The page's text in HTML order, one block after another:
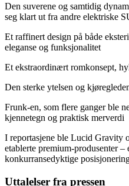
Den suverene og samtidig
seg klart ut fra andre elektriske
Et raffinert design på både
eleganse og funksjonalitet
Et ekstraordinært romkonsept,
Den sterke ytelsen og
Frunk-en, som flere ganger ble
kjennetegn og praktisk merverdi
I reportasjene ble Lucid Gravity
etablerte premium-produsenter –
konkurransedyktige
Uttalelser fra pressen